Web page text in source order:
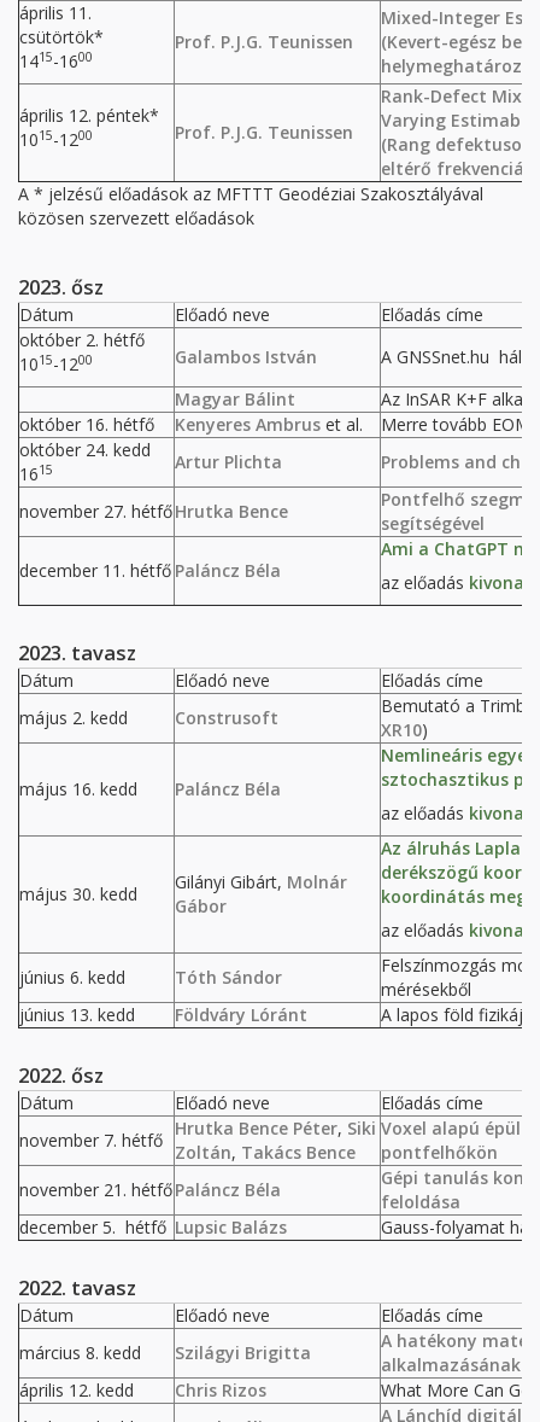
április 11.
csütörtök*
1415-1600
Prof. P.J.G. Teunissen
Mixed-Integer
(Kevert-egész
április 12. péntek*
1015-1200 Prof. P.J.G. Teunissen
Rank-Defect
Varying
(Rang defektusos
eltérő frekvenciák
A * jelzésű előadások az MFTTT Geodéziai Szakosztályával
közösen szervezett előadások
2023. ősz
Dátum Előadó neve
Előadás címe
október 2. hétfő
1015-1200 Galambos István
A GNSSnet.hu
Magyar Bálint
Az InSAR K+F
október 16. hétfő
Kenyeres Ambrus et al.
Merre tovább
október 24. kedd
1615 Artur Plichta Problems and
november 27. hétfőHrutka Bence
Pontfelhő
segítségével
december 11. hétfő Paláncz Béla
Ami a ChatGPT
az előadás
2023. tavasz
Dátum Előadó neve
Előadás címe
május 2. kedd
Construsoft
Bemutató a
XR10)
május 16. kedd Paláncz Béla
Nemlineáris
sztochasztikus
az előadás
május 30. kedd
Gilányi Gibárt, Molnár
Gábor
Az álruhás
derékszögű
koordinátás
az előadás
június 6. kedd Tóth Sándor
Felszínmozgás
mérésekből
június 13. kedd
Földváry Lóránt A lapos föld
2022. ősz
Dátum Előadó neve
Előadás címe
november 7. hétfő
Hrutka Bence Péter, Siki
Zoltán, Takács Bence
Voxel alapú
pontfelhőkön
november 21. hétfőPaláncz Béla
Gépi tanulás
feloldása
december 5. hétfő Lupsic Balázs Gauss-folyamat
2022. tavasz
Dátum Előadó neve
Előadás címe
március 8. kedd
Szilágyi Brigitta
A hatékony
alkalmazásának
április 12. kedd
Chris Rizos
What More Can
A Lánchíd